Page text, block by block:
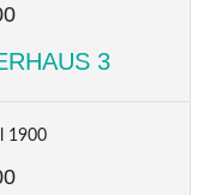
3
1900